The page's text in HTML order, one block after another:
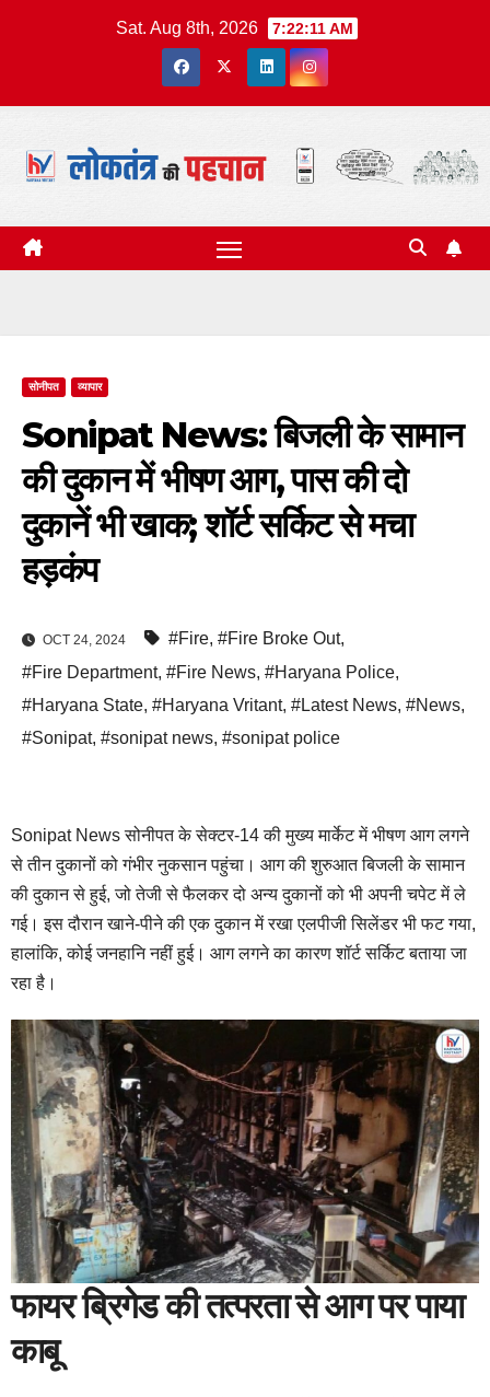
Sat. Aug 8th, 2026 7:22:12 AM
सोनीपत व्यापार
Sonipat News: बिजली के सामान
की दुकान में भीषण आग, पास की दो
दुकानें भी खाक; शॉर्ट सर्किट से मचा
हड़कंप
OCT 24, 2024 #Fire, #Fire Broke Out,
#Fire Department, #Fire News, #Haryana Police,
#Haryana State, #Haryana Vritant, #Latest News, #News,
#Sonipat, #sonipat news, #sonipat police
Sonipat News सोनीपत के सेक्टर-14 की मुख्य मार्केट में भीषण आग लगने
से तीन दुकानों को गंभीर नुकसान पहुंचा। आग की शुरुआत बिजली के सामान
की दुकान से हुई, जो तेजी से फैलकर दो अन्य दुकानों को भी अपनी चपेट में ले
गई। इस दौरान खाने-पीने की एक दुकान में रखा एलपीजी सिलेंडर भी फट गया,
हालांकि, कोई जनहानि नहीं हुई। आग लगने का कारण शॉर्ट सर्किट बताया जा
रहा है।
फायर ब्रिगेड की तत्परता से आग पर पाया
काबू